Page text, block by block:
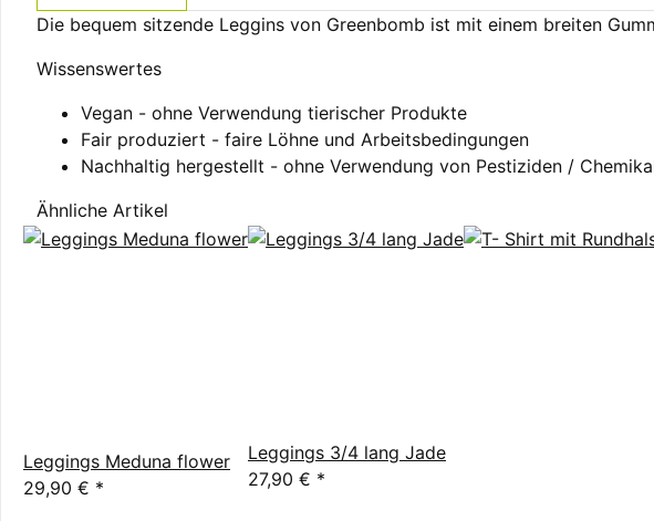
Die bequem sitzende Leggins von Greenbomb ist mit einem breiten
Wissenswertes
Vegan - ohne Verwendung tierischer Produkte
Fair produziert - faire Löhne und Arbeitsbedingungen
Nachhaltig hergestellt - ohne Verwendung von Pestiziden /
Ähnliche Artikel
Leggings Meduna flower
29,90 € *
Leggings 3/4 lang Jade
27,90 € *